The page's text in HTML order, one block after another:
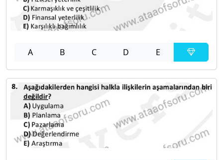
A B C D E